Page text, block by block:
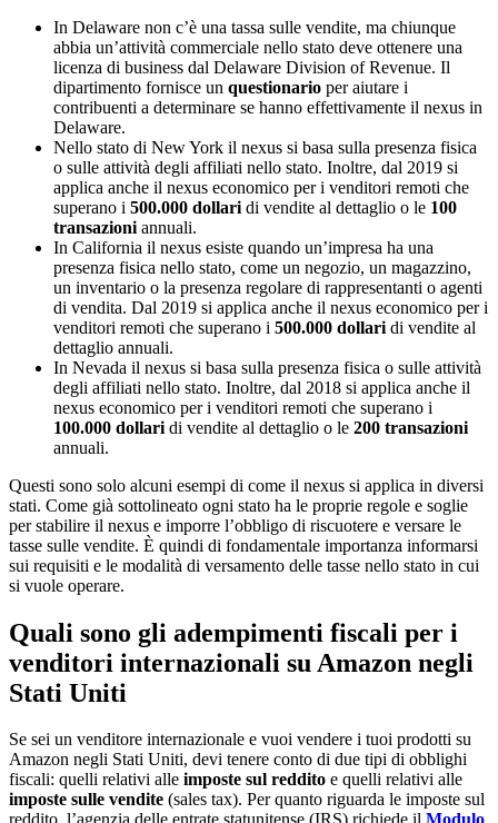
In Delaware non c’è una tassa sulle vendite, ma chiunque
abbia un’attività commerciale nello stato deve ottenere una
licenza di business dal Delaware Division of Revenue. Il
dipartimento fornisce un questionario per aiutare i
contribuenti a determinare se hanno effettivamente il nexus in
Delaware.
Nello stato di New York il nexus si basa sulla presenza fisica
o sulle attività degli affiliati nello stato. Inoltre, dal 2019 si
applica anche il nexus economico per i venditori remoti che
superano i 500.000 dollari di vendite al dettaglio o le 100
transazioni annuali.
In California il nexus esiste quando un’impresa ha una
presenza fisica nello stato, come un negozio, un magazzino,
un inventario o la presenza regolare di rappresentanti o agenti
di vendita. Dal 2019 si applica anche il nexus economico per i
venditori remoti che superano i 500.000 dollari di vendite al
dettaglio annuali.
In Nevada il nexus si basa sulla presenza fisica o sulle attività
degli affiliati nello stato. Inoltre, dal 2018 si applica anche il
nexus economico per i venditori remoti che superano i
100.000 dollari di vendite al dettaglio o le 200 transazioni
annuali.
Questi sono solo alcuni esempi di come il nexus si applica in diversi
stati. Come già sottolineato ogni stato ha le proprie regole e soglie
per stabilire il nexus e imporre l’obbligo di riscuotere e versare le
tasse sulle vendite. È quindi di fondamentale importanza informarsi
sui requisiti e le modalità di versamento delle tasse nello stato in cui
si vuole operare.
Quali sono gli adempimenti fiscali per i
venditori internazionali su Amazon negli
Stati Uniti
Se sei un venditore internazionale e vuoi vendere i tuoi prodotti su
Amazon negli Stati Uniti, devi tenere conto di due tipi di obblighi
fiscali: quelli relativi alle imposte sul reddito e quelli relativi alle
imposte sulle vendite (sales tax). Per quanto riguarda le imposte sul